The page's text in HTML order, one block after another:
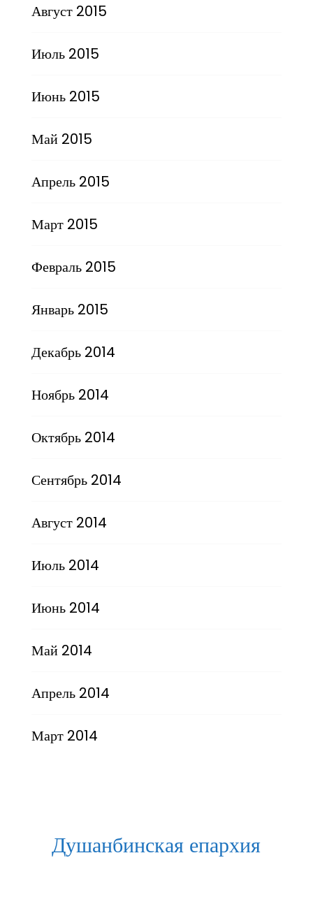
Август 2015
Июль 2015
Июнь 2015
Май 2015
Апрель 2015
Март 2015
Февраль 2015
Январь 2015
Декабрь 2014
Ноябрь 2014
Октябрь 2014
Сентябрь 2014
Август 2014
Июль 2014
Июнь 2014
Май 2014
Апрель 2014
Март 2014
Душанбинская епархия